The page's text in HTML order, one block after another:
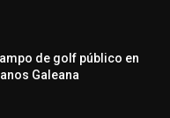
de golf público en
Galeana